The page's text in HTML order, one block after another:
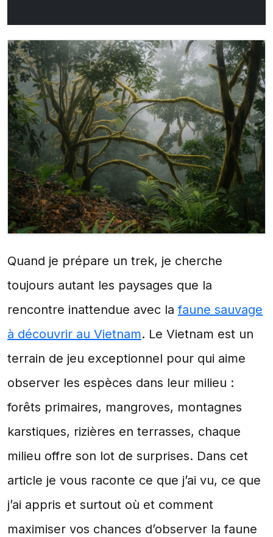
Quand je prépare un trek, je cherche
toujours autant les paysages que la
rencontre inattendue avec lafaune sauvage
à découvrir au Vietnam. Le Vietnam est un
terrain de jeu exceptionnel pour qui aime
observer les espèces dans leur milieu :
forêts primaires, mangroves, montagnes
karstiques, rizières en terrasses, chaque
milieu offre son lot de surprises. Dans cet
article je vous raconte ce que j’ai vu, ce que
j’ai appris et surtout où et comment
maximiser vos chances d’observer la faune